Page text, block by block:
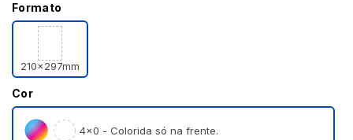
Formato
210x297mm
Cor
4×0 - Colorida só na frente.